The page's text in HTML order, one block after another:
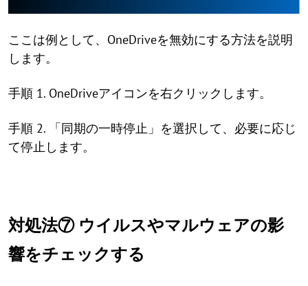
ここは例として、OneDriveを無効にする方法を説明
します。
手順 1. OneDriveアイコンを右クリックします。
手順 2. 「同期の一時停止」を選択して、必要に応じ
て停止します。
対処法⑦ ウイルスやマルウェアの影
響をチェックする